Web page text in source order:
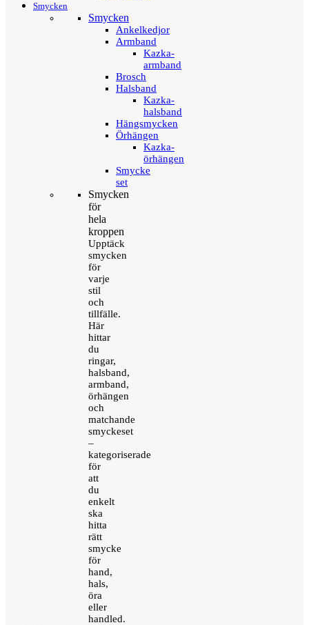
Smycken
Smycken
Ankelkedjor
Armband
Kazka-
armband
Brosch
Halsband
Kazka-
halsband
Hängsmycken
Örhängen
Kazka-
örhängen
Smycke
set
Smycken
för
hela
kroppen
Upptäck
smycken
för
varje
stil
och
tillfälle.
Här
hittar
du
ringar,
halsband,
armband,
örhängen
och
matchande
smyckeset
–
kategoriserade
för
att
du
enkelt
ska
hitta
rätt
smycke
för
hand,
hals,
öra
eller
handled.